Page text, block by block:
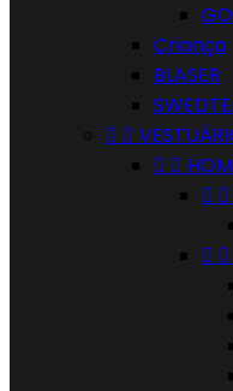
Criança
BLASER
 
 
 
 